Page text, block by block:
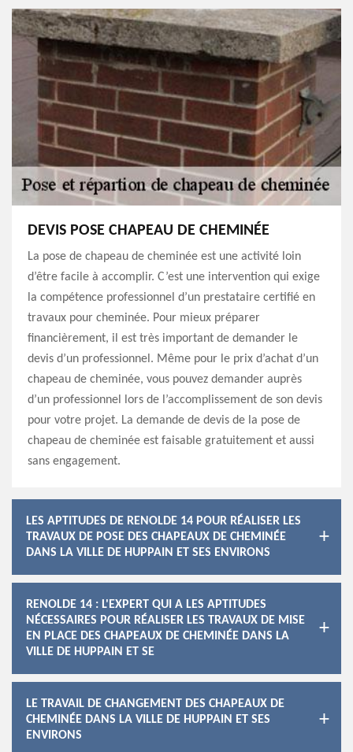
DEVIS POSE CHAPEAU DE CHEMINÉE
La pose de chapeau de cheminée est une activité loin
d’être facile à accomplir. C’est une intervention qui exige
la compétence professionnel d’un prestataire certifié en
travaux pour cheminée. Pour mieux préparer
financièrement, il est très important de demander le
devis d’un professionnel. Même pour le prix d’achat d’un
chapeau de cheminée, vous pouvez demander auprès
d’un professionnel lors de l’accomplissement de son devis
pour votre projet. La demande de devis de la pose de
chapeau de cheminée est faisable gratuitement et aussi
sans engagement.
LES APTITUDES DE RENOLDE 14 POUR RÉALISER LES
TRAVAUX DE POSE DES CHAPEAUX DE CHEMINÉE
DANS LA VILLE DE HUPPAIN ET SES ENVIRONS
RENOLDE 14 : L'EXPERT QUI A LES APTITUDES
NÉCESSAIRES POUR RÉALISER LES TRAVAUX DE MISE
EN PLACE DES CHAPEAUX DE CHEMINÉE DANS LA
VILLE DE HUPPAIN ET SE
LE TRAVAIL DE CHANGEMENT DES CHAPEAUX DE
CHEMINÉE DANS LA VILLE DE HUPPAIN ET SES
ENVIRONS